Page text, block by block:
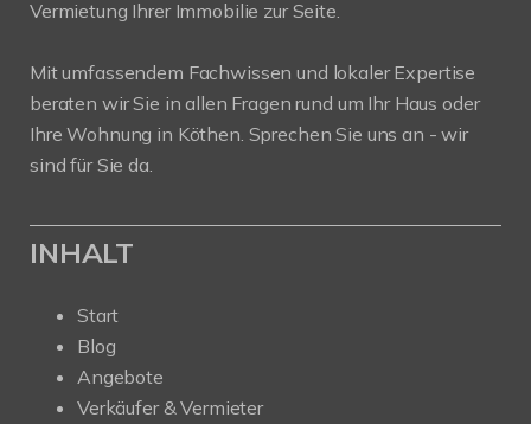
Vermietung Ihrer Immobilie zur Seite.
Mit umfassendem Fachwissen und lokaler Expertise
beraten wir Sie in allen Fragen rund um Ihr Haus oder
Ihre Wohnung in Köthen. Sprechen Sie uns an - wir
sind für Sie da.
INHALT
Start
Blog
Angebote
Verkäufer & Vermieter